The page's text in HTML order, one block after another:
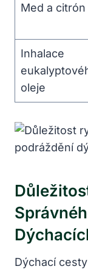
Med a citrón
Inhalace
oleje
Dýchací